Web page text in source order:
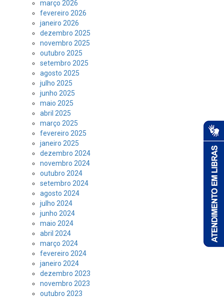
março 2026
fevereiro 2026
janeiro 2026
dezembro 2025
novembro 2025
outubro 2025
setembro 2025
agosto 2025
julho 2025
junho 2025
maio 2025
abril 2025
março 2025
fevereiro 2025
janeiro 2025
dezembro 2024
novembro 2024
outubro 2024
setembro 2024
agosto 2024
julho 2024
junho 2024
maio 2024
abril 2024
março 2024
fevereiro 2024
janeiro 2024
dezembro 2023
novembro 2023
outubro 2023